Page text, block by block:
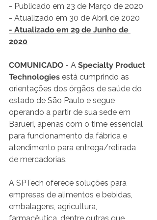
- Publicado em 23 de Março de 2020
- Atualizado em 30 de Abril de 2020
- Atualizado em 29 de Junho de
2020
COMUNICADO - A Specialty Product
Technologies está cumprindo as
orientações dos órgãos de saúde do
estado de São Paulo e segue
operando a partir de sua sede em
Barueri, apenas com o time essencial
para funcionamento da fábrica e
atendimento para entrega/retirada
de mercadorias.
A SPTech oferece soluções para
empresas de alimentos e bebidas,
embalagens, agricultura,